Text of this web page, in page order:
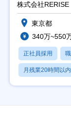
株式会社RERISE
東京都
340万~550
正社員採用
月残業20時間以内